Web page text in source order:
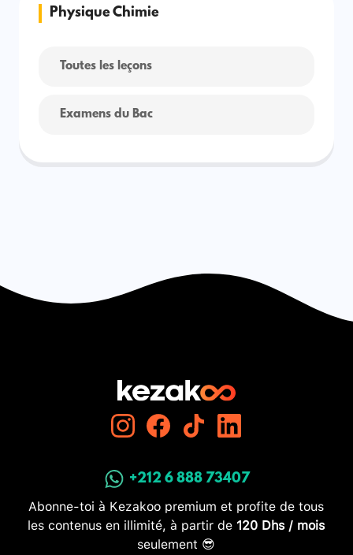
Physique Chimie
Toutes les leçons
Examens du Bac
+212 6 888 73407
Abonne-toi à Kezakoo premium et profite de tous
les contenus en illimité, à partir de 120 Dhs / mois
seulement 😎